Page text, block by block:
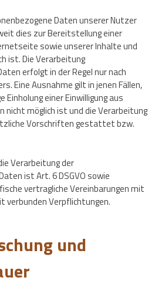
Daten unserer Nutzer
dies zur Bereitstellung einer
sowie unserer Inhalte und
ist. Die Verarbeitung
erfolgt in der Regel nur nach
Eine Ausnahme gilt in jenen Fällen,
Einholung einer Einwilligung aus
nicht möglich ist und die Verarbeitung
Vorschriften gestattet bzw.
Verarbeitung der
ist Art. 6 DSGVO sowie
vertragliche Vereinbarungen mit
verbunden Verpflichtungen.
und